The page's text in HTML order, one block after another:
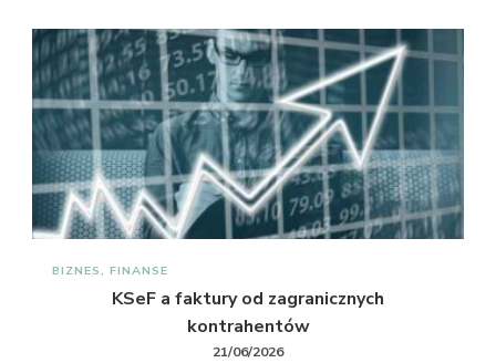
BIZNES, FINANSE
KSeF a faktury od zagranicznych
kontrahentów
21/06/2026